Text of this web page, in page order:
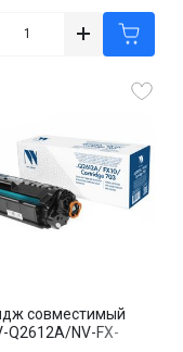
совместимый
Q2612A/NV-FX-